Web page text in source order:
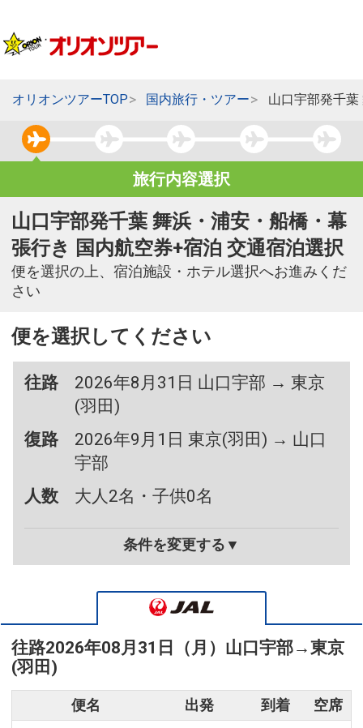
オリオンツアーTOP 国内旅行・ツアー 山口宇部発千
旅行内容選択
山口宇部発千葉 舞浜・浦安・船橋・幕
張行き 国内航空券+宿泊 交通宿泊選択
便を選択の上、宿泊施設・ホテル選択へお進みくだ
さい
便を選択してください
往路
2026年8月31日 山口宇部 → 東京
(羽田)
復路
2026年9月1日 東京(羽田) → 山口
宇部
人数
大人2名・子供0名
条件を変更する▼
往路2026年08月31日（月） 山口宇部→東京
(羽田)
便名 出発 到着 空席